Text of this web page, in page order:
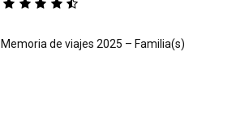
Memoria de viajes 2025 – Familia(s)